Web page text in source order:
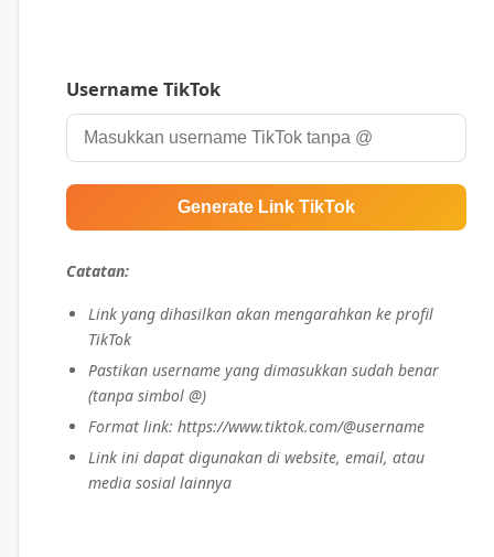
Username TikTok
Generate Link TikTok
Catatan:
Link yang dihasilkan akan mengarahkan ke profil
TikTok
Pastikan username yang dimasukkan sudah benar
(tanpa simbol @)
Format link: https://www.tiktok.com/@username
Link ini dapat digunakan di website, email, atau
media sosial lainnya